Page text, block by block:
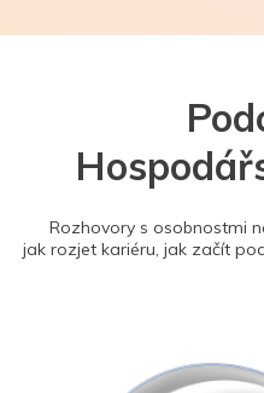
Rozhovory s osobnostmi
jak rozjet kariéru, jak začít